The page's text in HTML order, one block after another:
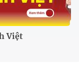
Việt